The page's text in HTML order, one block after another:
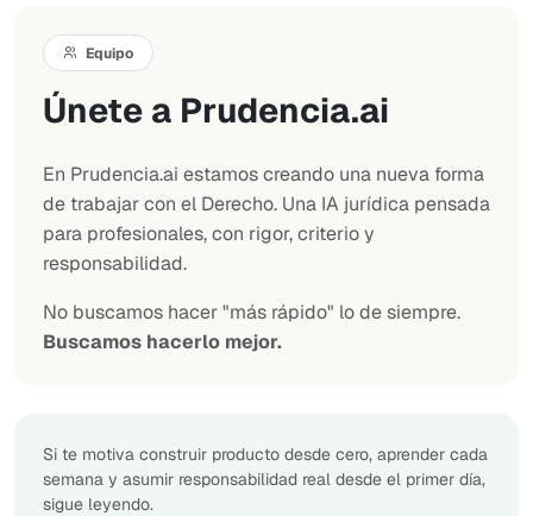
Equipo
Únete a Prudencia.ai
En Prudencia.ai estamos creando una nueva forma
de trabajar con el Derecho. Una IA jurídica pensada
para profesionales, con rigor, criterio y
responsabilidad.
No buscamos hacer "más rápido" lo de siempre.
Buscamos hacerlo mejor.
Si te motiva construir producto desde cero, aprender cada
semana y asumir responsabilidad real desde el primer día,
sigue leyendo.